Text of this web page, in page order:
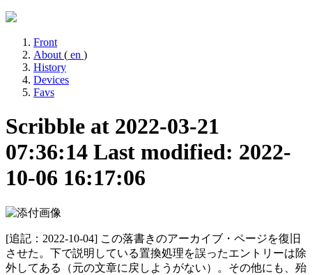
Front
About ( en )
History
Devices
Favs
Scribble at 2022-03-21
07:36:14 Last modified: 2022-
10-06 16:17:06
[追記：2022-10-04] この落書きのアーカイブ・ページを復旧
させた。下で説明している置換処理を誤ったエントリーは除
外してある（元の文章に戻しようがない）。その他にも、殆